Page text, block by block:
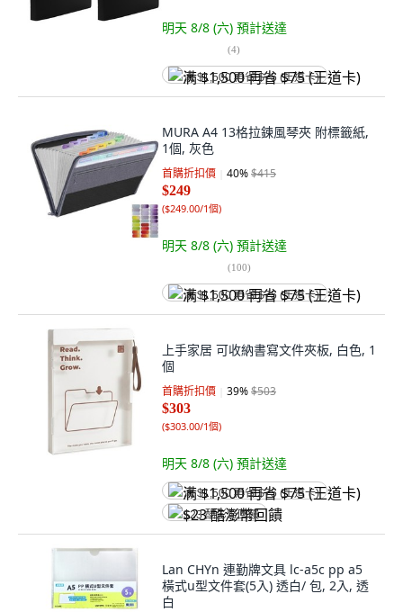
明天 8/8 (六) 預計送達
(4)
满 $1,500 再省 $75 (王道卡)
MURA A4 13格拉鍊風琴夾 附標籤紙,
1個, 灰色
首購折扣價 40%$415
$249
($249.00/1個)
明天 8/8 (六) 預計送達
(100)
满 $1,500 再省 $75 (王道卡)
上手家居 可收納書寫文件夾板, 白色, 1
個
首購折扣價 39%$503
$303
($303.00/1個)
明天 8/8 (六) 預計送達
满 $1,500 再省 $75 (王道卡)
$23 酷澎幣回饋
Lan CHYn 連勤牌文具 lc-a5c pp a5
橫式u型文件套(5入) 透白/ 包, 2入, 透
白